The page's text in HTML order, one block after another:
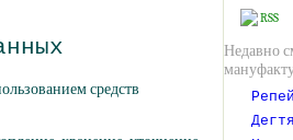
средств
RSS
Недавно